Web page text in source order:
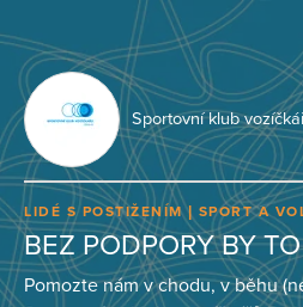
Sportovní klub
LIDÉ S POSTIŽENÍM SPORT A
BEZ PODPORY BY
Pomozte nám v chodu, v běhu